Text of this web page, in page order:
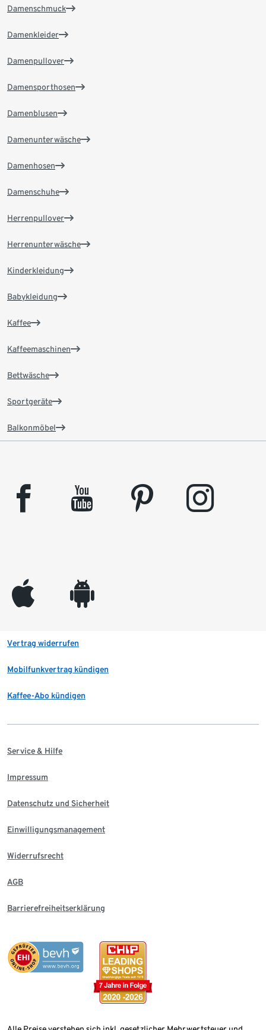
Damenschmuck
Damenkleider
Damenpullover
Damensporthosen
Damenblusen
Damenunterwäsche
Damenhosen
Damenschuhe
Herrenpullover
Herrenunterwäsche
Kinderkleidung
Babykleidung
Kaffee
Kaffeemaschinen
Bettwäsche
Sportgeräte
Balkonmöbel
facebook youtube pinterest instagram
appleinc android
Vertrag widerrufen
Mobilfunkvertrag kündigen
Kaffee-Abo kündigen
Service & Hilfe
Impressum
Datenschutz und Sicherheit
Einwilligungsmanagement
Widerrufsrecht
AGB
Barrierefreiheitserklärung